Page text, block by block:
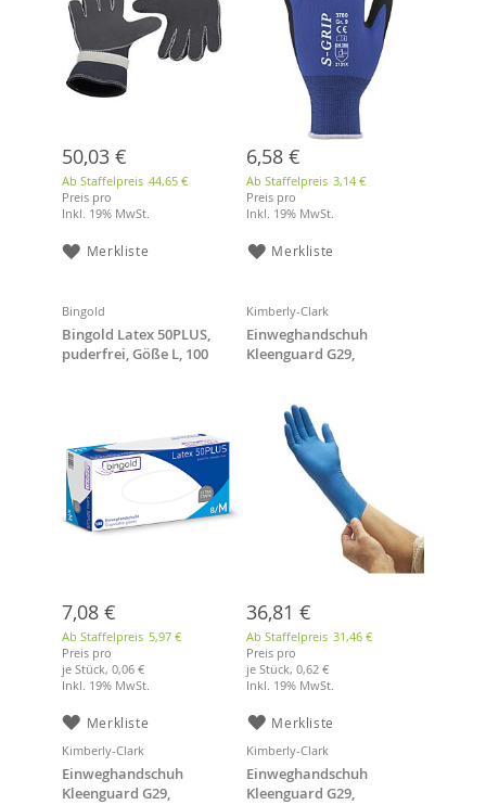
50,03 €
Ab Staffelpreis 44,65 €
Preis pro
Inkl. 19% MwSt.
Merkliste
6,58 €
Ab Staffelpreis 3,14 €
Preis pro
Inkl. 19% MwSt.
Merkliste
Bingold
Bingold Latex 50PLUS,
puderfrei, Göße L, 100
7,08 €
Ab Staffelpreis 5,97 €
Preis pro
je Stück, 0,06 €
Inkl. 19% MwSt.
Merkliste
Kimberly-Clark
Einweghandschuh
Kleenguard G29,
36,81 €
Ab Staffelpreis 31,46 €
Preis pro
je Stück,0,62 €
Inkl. 19% MwSt.
Merkliste
Kimberly-Clark
Einweghandschuh
Kleenguard G29,
Kimberly-Clark
Einweghandschuh
Kleenguard G29,